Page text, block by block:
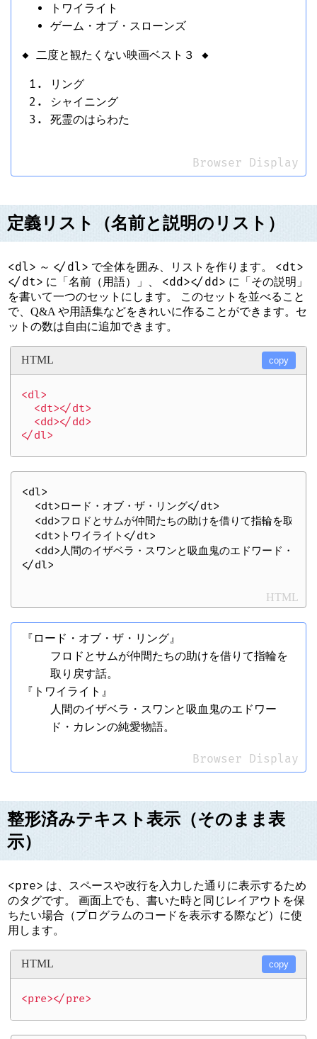
トワイライト
ゲーム・オブ・スローンズ
◆ 二度と観たくない映画ベスト３ ◆
リング
シャイニング
死霊のはらわた
Browser Display
定義リスト（名前と説明のリスト）
<dl> ～ </dl> で全体を囲み、リストを作ります。 <dt>
</dt> に「名前（用語）」、 <dd></dd> に「その説明」
を書いて一つのセットにします。 このセットを並べること
で、Q&A や用語集などをきれいに作ることができます。セ
ットの数は自由に追加できます。
HTML copy
<dl>
  <dt></dt>
  <dd></dd>
<dl>
  <dt>ロード・オブ・ザ・リング</dt>
<dd>フロドとサムが仲間たちの助けを借りて指輪を取り
  <dt>トワイライト</dt>
<dd>人間のイザベラ・スワンと吸血鬼のエドワード・カ
HTML
『ロード・オブ・ザ・リング』
フロドとサムが仲間たちの助けを借りて指輪を
取り戻す話。
『トワイライト』
人間のイザベラ・スワンと吸血鬼のエドワー
ド・カレンの純愛物語。
Browser Display
整形済みテキスト表示（そのまま表
示）
<pre> は、スペースや改行を入力した通りに表示するため
のタグです。 画面上でも、書いた時と同じレイアウトを保
ちたい場合（プログラムのコードを表示する際など）に使
用します。
HTML copy